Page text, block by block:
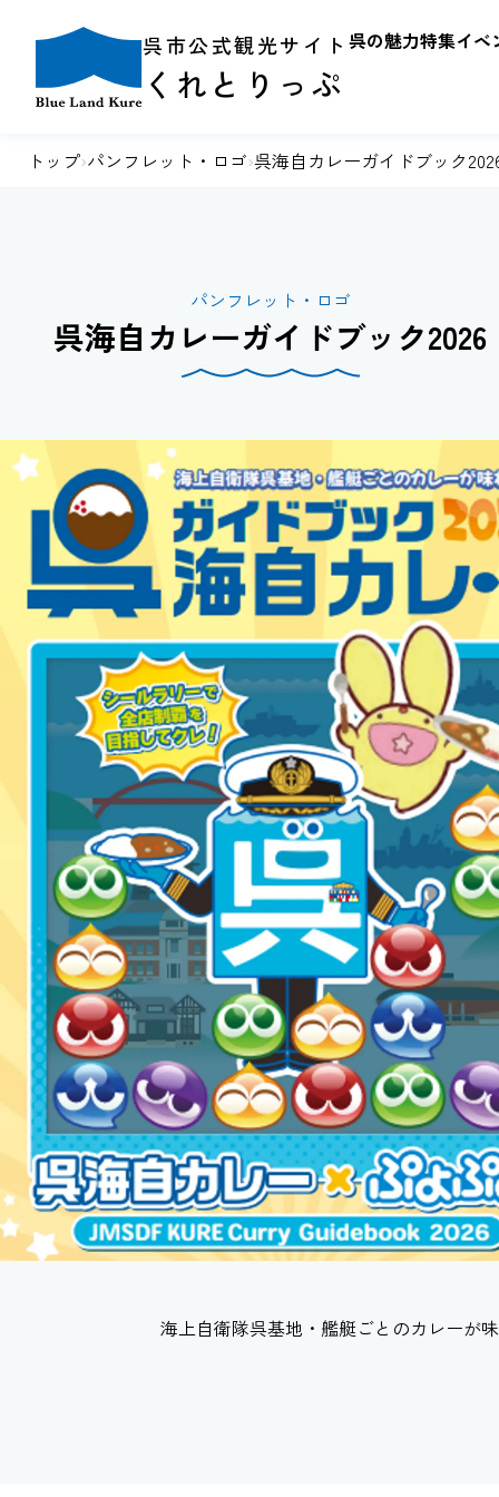
呉市公式観光サイト
くれとりっぷ
呉の魅力特集イベ
トップ›パンフレット・ロゴ›呉海自カレーガイドブック
呉海自カレーガイドブック2026
海上自衛隊呉基地・艦艇ごとのカレーが